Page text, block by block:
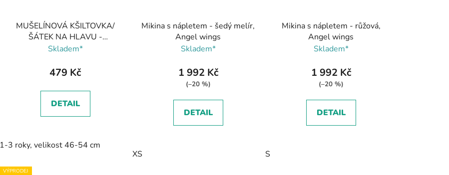
MUŠELÍNOVÁ KŠILTOVKA/
ŠÁTEK NA HLAVU -
BLUEBERRY, FUN2BEMUM
Skladem*
479 Kč
DETAIL
1-3 roky, velikost 46-54 cm
Mikina s nápletem - šedý melír,
Angel wings
Skladem*
1 992 Kč
(–20 %)
DETAIL
XS
Mikina s nápletem - růžová,
Angel wings
Skladem*
1 992 Kč
(–20 %)
DETAIL
S
VÝPRODEJ